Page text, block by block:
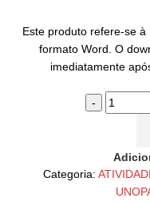
Este produto refere-se
formato Word. O
imediatamente
Categoria: